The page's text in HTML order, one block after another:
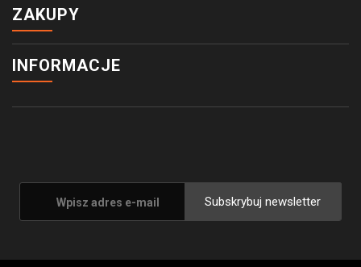
ZAKUPY
INFORMACJE
Subskrybuj newsletter